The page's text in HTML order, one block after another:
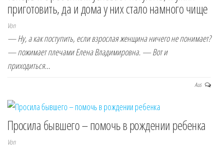
приготовить, да и дома у них стало намного чище
Von
— Ну, а как поступить, если взрослая женщина ничего не понимает?
— пожимает плечами Елена Владимировна. — Вот и
приходиться…
Aus
Просила бывшего – помочь в рождении ребенка
Von